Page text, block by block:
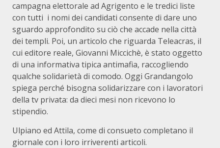
campagna elettorale ad Agrigento e le tredici liste
con tutti i nomi dei candidati consente di dare uno
sguardo approfondito su ciò che accade nella città
dei templi. Poi, un articolo che riguarda Teleacras, il
cui editore reale, Giovanni Miccichè, è stato oggetto
di una informativa tipica antimafia, raccogliendo
qualche solidarietà di comodo. Oggi Grandangolo
spiega perché bisogna solidarizzare con i lavoratori
della tv privata: da dieci mesi non ricevono lo
stipendio.
Ulpiano ed Attila, come di consueto completano il
giornale con i loro irriverenti articoli.